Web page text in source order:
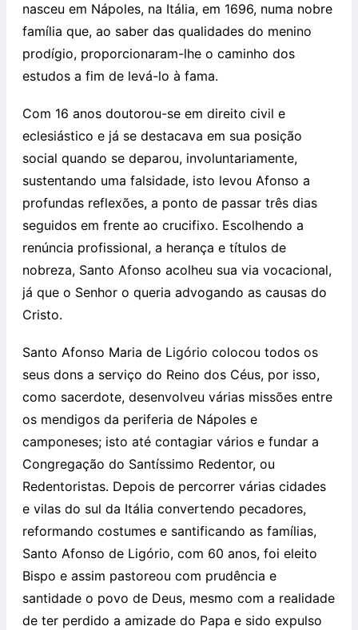
nasceu em Nápoles, na Itália, em 1696, numa nobre
família que, ao saber das qualidades do menino
prodígio, proporcionaram-lhe o caminho dos
estudos a fim de levá-lo à fama.
Com 16 anos doutorou-se em direito civil e
eclesiástico e já se destacava em sua posição
social quando se deparou, involuntariamente,
sustentando uma falsidade, isto levou Afonso a
profundas reflexões, a ponto de passar três dias
seguidos em frente ao crucifixo. Escolhendo a
renúncia profissional, a herança e títulos de
nobreza, Santo Afonso acolheu sua via vocacional,
já que o Senhor o queria advogando as causas do
Cristo.
Santo Afonso Maria de Ligório colocou todos os
seus dons a serviço do Reino dos Céus, por isso,
como sacerdote, desenvolveu várias missões entre
os mendigos da periferia de Nápoles e
camponeses; isto até contagiar vários e fundar a
Congregação do Santíssimo Redentor, ou
Redentoristas. Depois de percorrer várias cidades
e vilas do sul da Itália convertendo pecadores,
reformando costumes e santificando as famílias,
Santo Afonso de Ligório, com 60 anos, foi eleito
Bispo e assim pastoreou com prudência e
santidade o povo de Deus, mesmo com a realidade
de ter perdido a amizade do Papa e sido expulso